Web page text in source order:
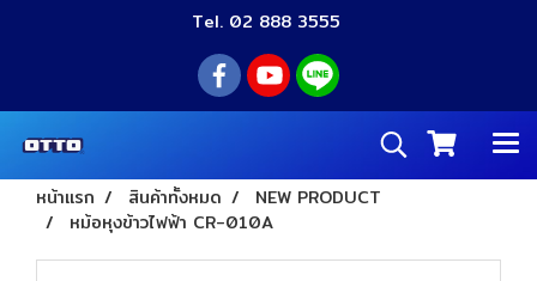
Tel. 02 888 3555
หน้าแรก สินค้าทั้งหมด
NEW PRODUCT
หม้อหุงข้าวไฟฟ้า CR-010A